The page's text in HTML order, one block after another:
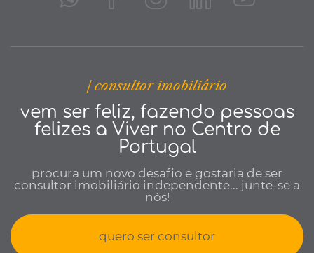
| consultor imobiliário
vem ser feliz, fazendo pessoas
felizes a Viver no Centro de
Portugal
procura um novo desafio e gostaria de ser
consultor imobiliário independente... junte-se a
nós!
quero ser consultor